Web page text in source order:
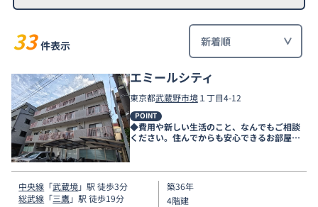
33 件表示
エミールシティ
東京都武蔵野市境１丁目4-12
POINT
◆費用や新しい生活のこと、なんでもご相談
ください。住んでからも安心できるお部屋探
しをお手伝いします◆
中央線 「武蔵境」駅 徒歩3分
総武線 「三鷹」駅 徒歩19分
築36年
4階建